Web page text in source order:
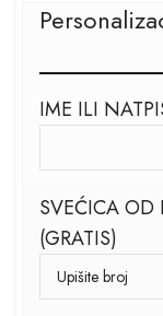
IME ILI
SVEĆICA OD
(GRATIS)